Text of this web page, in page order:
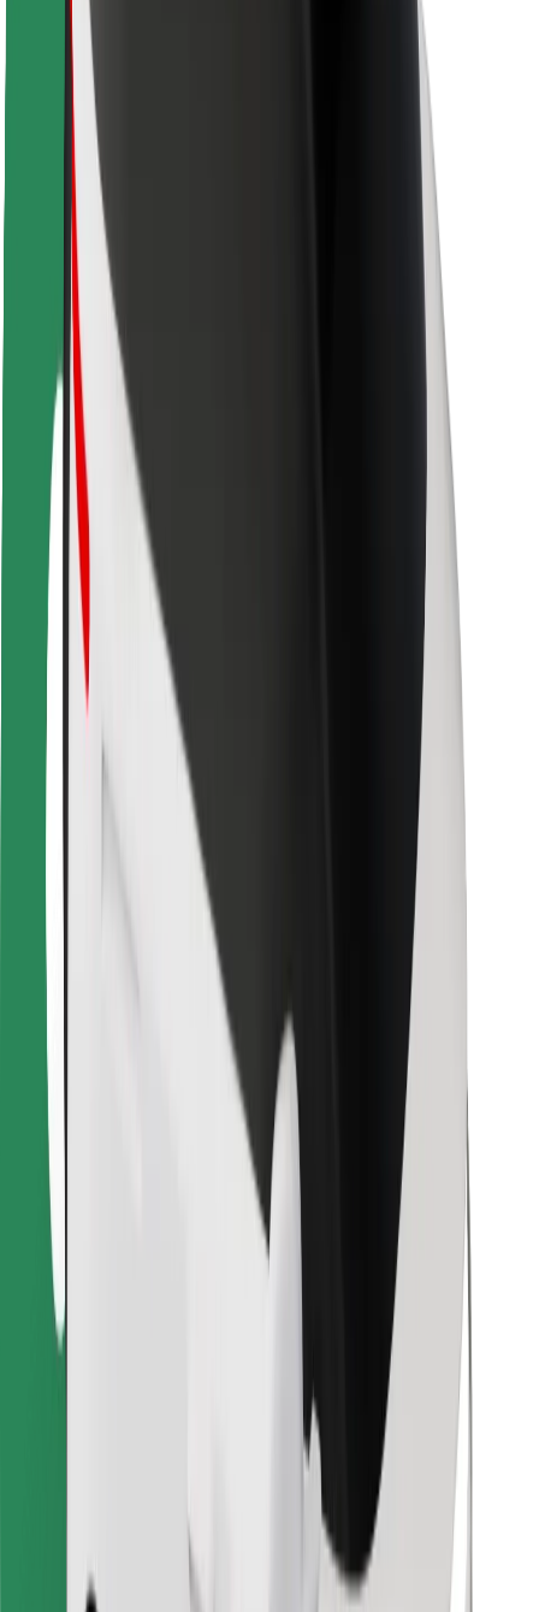
Cidades
Localizações
Soluções para as cidades
Aeroportos
Estações de carregamento da Bolt
Ajuda
Para passageiros
Para motoristas
Para estafetas
Bolt Food
Para gestores de frota
Para restaurantes
Bolt for Business
Fornecedores
Termos & Condições
Uma viagem em poucos minutos!
Instalar app da Bolt
Encontra o teu prato favorito!
Instalar app da Bolt Food